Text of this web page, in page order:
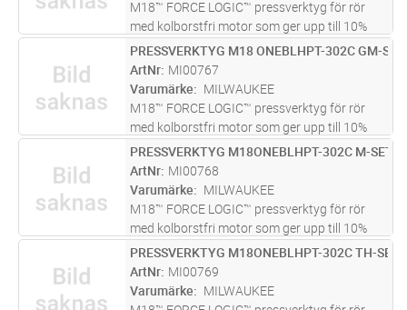
M18™ FORCE LOGIC™ pressverktyg för rör
med kolborstfri motor som ger upp till 10%
snabbare pressningar och 20% längre drifttid.
Mest kompakt in-line design. Opereras med en
hand. Marknadsledande 40 0
ST Lägg i kundvagn
PRESSVERKTYG M18 ONEBLHPT-302C GM-SET
ArtNr MI00767
Varumärke
MILWAUKEE
M18™ FORCE LOGIC™ pressverktyg för rör
med kolborstfri motor som ger upp till 10%
snabbare pressningar och 20% längre drifttid.
Mest kompakt in-line design. Opereras med en
hand. Marknadsledande 40 0
ST Lägg i kundvagn
PRESSVERKTYG M18ONEBLHPT-302C M-SET
ArtNr MI00768
Varumärke
MILWAUKEE
M18™ FORCE LOGIC™ pressverktyg för rör
med kolborstfri motor som ger upp till 10%
snabbare pressningar och 20% längre drifttid.
Mest kompakt in-line design. Opereras med en
hand. Marknadsledande 40 0
ST Lägg i kundvagn
PRESSVERKTYG M18ONEBLHPT-302C TH-SET
ArtNr MI00769
Varumärke
MILWAUKEE